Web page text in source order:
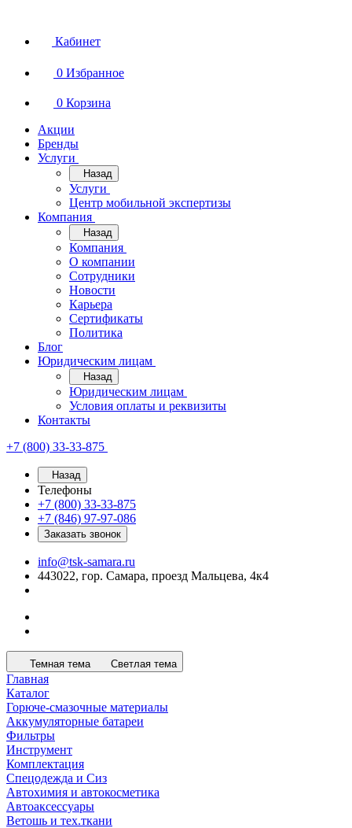
Кабинет
0 Избранное
0 Корзина
Акции
Бренды
Услуги
Назад
Услуги
Центр мобильной экспертизы
Компания
Назад
Компания
О компании
Сотрудники
Новости
Карьера
Сертификаты
Политика
Блог
Юридическим лицам
Назад
Юридическим лицам
Условия оплаты и реквизиты
Контакты
+7 (800) 33-33-875
Назад
Телефоны
+7 (800) 33-33-875
+7 (846) 97-97-086
Заказать звонок
info@tsk-samara.ru
443022, гор. Самара, проезд Мальцева, 4к4
Темная тема Светлая тема
Главная
Каталог
Горюче-смазочные материалы
Аккумуляторные батареи
Фильтры
Инструмент
Комплектация
Спецодежда и Сиз
Автохимия и автокосметика
Автоаксессуары
Ветошь и тех.ткани